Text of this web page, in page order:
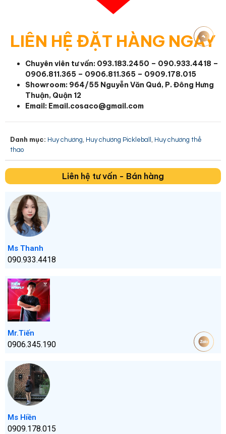
LIÊN HỆ ĐẶT HÀNG NGAY
Chuyên viên tư vấn: 093.183.2450 – 090.933.4418 –
0906.811.365 – 0906.811.365 – 0909.178.015
Showroom: 964/55 Nguyễn Văn Quá, P. Đông Hưng
Thuận, Quận 12
Email: Email.cosaco@gmail.com
Danh mục: Huy chương Huy chương Pickleball
Huy chương thể
thao
Liên hệ tư vấn - Bán hàng
Ms Thanh
090.933.4418
Mr.Tiến
0906.345.190
Ms Hiền
0909.178.015